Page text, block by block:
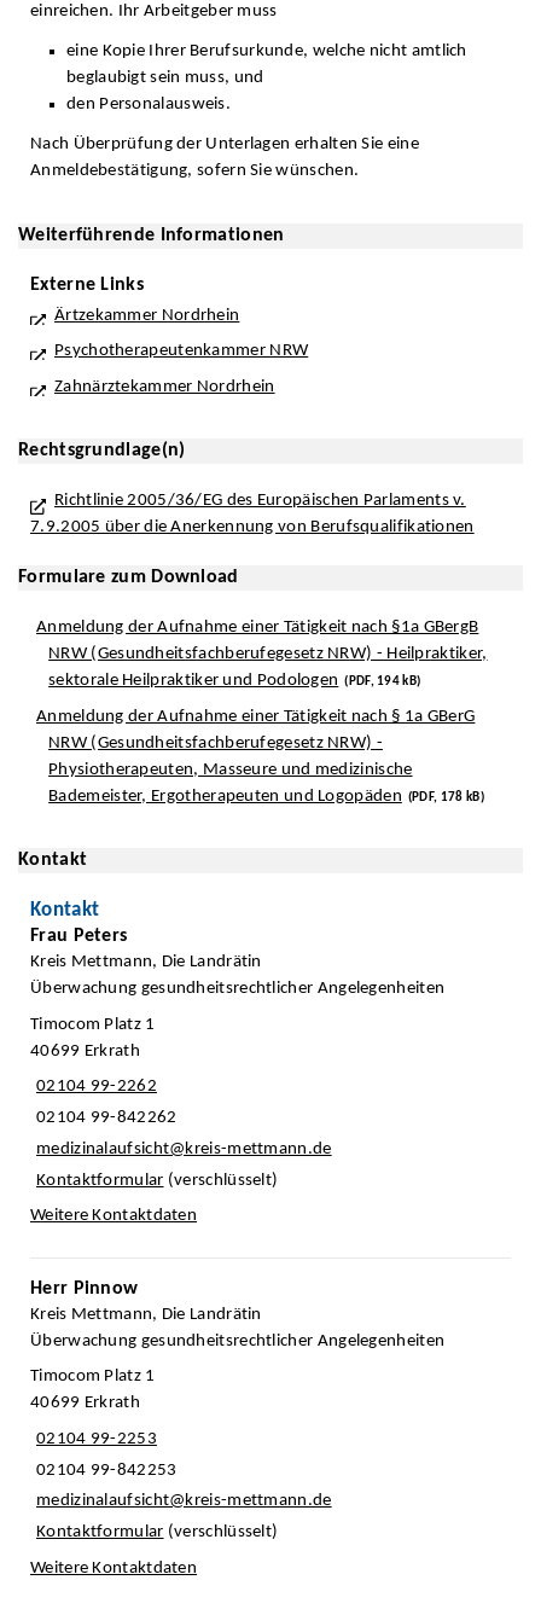
einreichen. Ihr Arbeitgeber muss
eine Kopie Ihrer Berufsurkunde, welche nicht amtlich
beglaubigt sein muss, und
den Personalausweis.
Nach Überprüfung der Unterlagen erhalten Sie eine
Anmeldebestätigung, sofern Sie wünschen.
Weiterführende Informationen
Externe Links
Ärtzekammer Nordrhein
Psychotherapeutenkammer NRW
Zahnärztekammer Nordrhein
Rechtsgrundlage(n)
Richtlinie 2005/36/EG des Europäischen Parlaments v.
7.9.2005 über die Anerkennung von Berufsqualifikationen
Formulare zum Download
Anmeldung der Aufnahme einer Tätigkeit nach §1a GBergB
NRW (Gesundheitsfachberufegesetz NRW) - Heilpraktiker,
sektorale Heilpraktiker und Podologen (PDF, 194 kB)
Anmeldung der Aufnahme einer Tätigkeit nach § 1a GBerG
NRW (Gesundheitsfachberufegesetz NRW) -
Physiotherapeuten, Masseure und medizinische
Bademeister, Ergotherapeuten und Logopäden (PDF, 178 kB)
Kontakt
Kontakt
Frau Peters
Kreis Mettmann, Die Landrätin
Überwachung gesundheitsrechtlicher Angelegenheiten
Timocom Platz 1
40699 Erkrath
02104 99-2262
02104 99-842262
medizinalaufsicht@kreis-mettmann.de
Kontaktformular (verschlüsselt)
Weitere Kontaktdaten
Herr Pinnow
Kreis Mettmann, Die Landrätin
Überwachung gesundheitsrechtlicher Angelegenheiten
Timocom Platz 1
40699 Erkrath
02104 99-2253
02104 99-842253
medizinalaufsicht@kreis-mettmann.de
Kontaktformular (verschlüsselt)
Weitere Kontaktdaten